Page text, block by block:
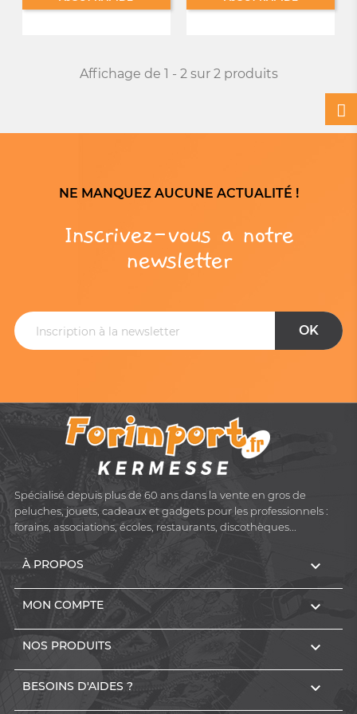
Affichage de 1 - 2 sur 2 produits
NE MANQUEZ AUCUNE ACTUALITÉ !
Inscrivez-vous a notre
newsletter
Spécialisé depuis plus de 60 ans dans la vente en gros de
peluches, jouets, cadeaux et gadgets pour les professionnels :
forains, associations, écoles, restaurants, discothèques...
À PROPOS 
MON COMPTE 
NOS PRODUITS 
BESOINS D'AIDES ? 